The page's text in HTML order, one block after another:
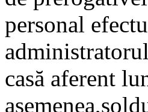
personal
casă aferent